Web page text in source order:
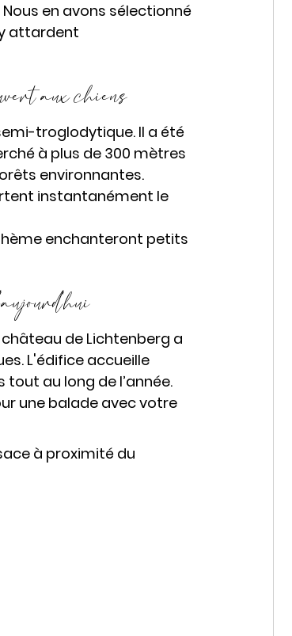
en avons sélectionné
attardent
aux chiens
troglodytique. Il a été
à plus de 300 mètres
environnantes.
instantanément le
enchanteront petits
de Lichtenberg a
L'édifice accueille
au long de l’année.
une balade avec votre
à proximité du